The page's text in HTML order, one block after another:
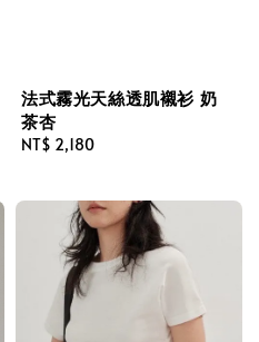
法式霧光天絲透肌襯衫 奶
茶杏
Regular
NT$ 2,180